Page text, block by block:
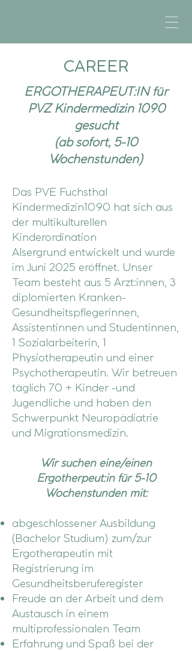
CAREER
ERGOTHERAPEUT:IN für
PVZ Kindermedizin 1090
gesucht
(ab sofort, 5-10
Wochenstunden)
Das PVE Fuchsthal
Kindermedizin1090 hat sich aus
der multikulturellen
Kinderordination
Alsergrund entwickelt und wurde
im Juni 2025 eröffnet. Unser
Team besteht aus 5 Ärzt:innen, 3
diplomierten Kranken-
Gesundheitspflegerinnen,
Assistentinnen und Studentinnen,
1 Sozialarbeiterin, 1
Physiotherapeutin und einer
Psychotherapeutin. Wir betreuen
täglich 70 + Kinder -und
Jugendliche und haben den
Schwerpunkt Neuropädiatrie
und Migrationsmedizin.
Wir suchen eine/einen
Ergotherpeut:in für 5-10
Wochenstunden mit:
abgeschlossener Ausbildung
(Bachelor Studium) zum/zur
Ergotherapeutin mit
Registrierung im
Gesundheitsberuferegister
Freude an der Arbeit und dem
Austausch in einem
multiprofessionalen Team
Erfahrung und Spaß bei der